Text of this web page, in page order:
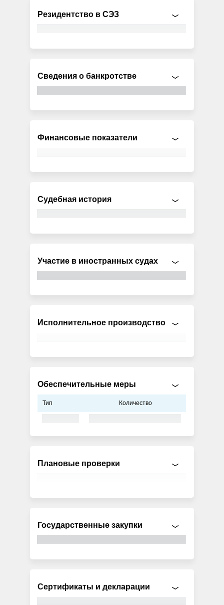
Резидентство в СЭЗ
Сведения о банкротстве
Финансовые показатели
Судебная история
Участие в иностранных судах
Исполнительное производство
Обеспечительные меры
Тип Количество
Плановые проверки
Государственные закупки
Сертификаты и декларации